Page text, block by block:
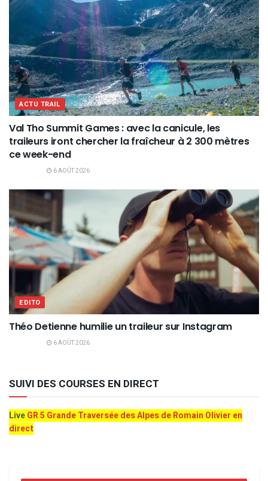
ACTU TRAIL
Val Tho Summit Games : avec la canicule, les
traileurs iront chercher la fraîcheur à 2 300 mètres
ce week-end
6 AOÛT 2026
EDITO
Théo Detienne humilie un traileur sur Instagram
6 AOÛT 2026
SUIVI DES COURSES EN DIRECT
LiveGR 5 Grande Traversée des Alpes de Romain Olivier en
direct